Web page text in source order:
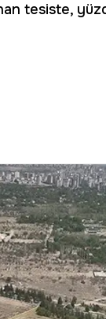
tesiste,